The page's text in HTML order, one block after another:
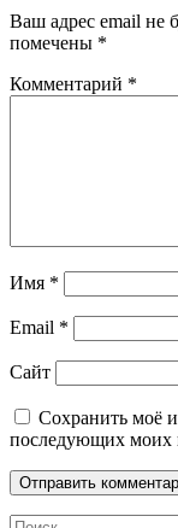
Ваш адрес email не
помечены *
Комментарий *
Имя *
Email *
Сайт
Сохранить моё
последующих моих
Найти: